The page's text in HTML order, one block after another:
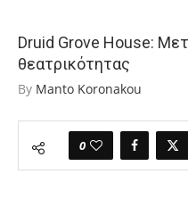
Druid Grove House:
θεατρικότητας
By Manto Koronakou
0